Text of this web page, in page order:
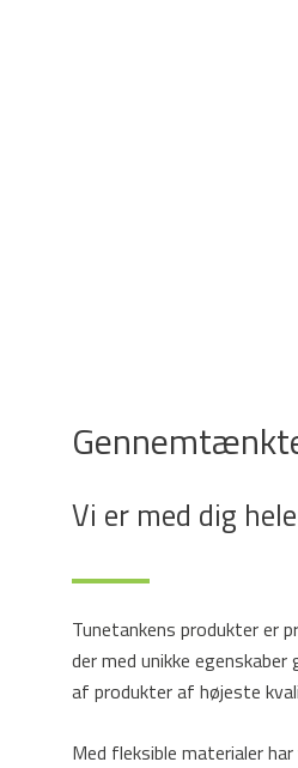
Vi er med dig
Tunetankens produkter er
der med unikke
af produkter af højeste
Med fleksible materialer